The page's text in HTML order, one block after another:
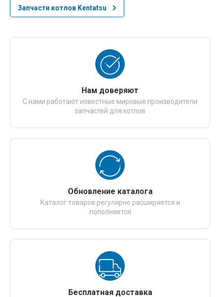
Запчасти котлов Kentatsu
Нам доверяют
С нами работают известные мировые производители
запчастей для котлов
Обновление каталога
Каталог товаров регулярно расширяется и
пополняется
Бесплатная доставка